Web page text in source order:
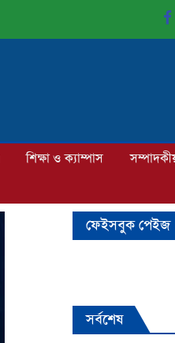
শিক্ষা ও ক্যাম্পাস
ফেইসবুক পেইজ
সর্বশেষ